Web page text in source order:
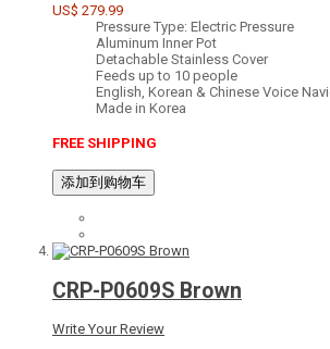
US$ 279.99
Pressure Type: Electric Pressure
Aluminum Inner Pot
Detachable Stainless Cover
Feeds up to 10 people
English, Korean & Chinese Voice
Made in Korea
FREE SHIPPING
添加到购物车
CRP-P0609S Brown
Write Your Review